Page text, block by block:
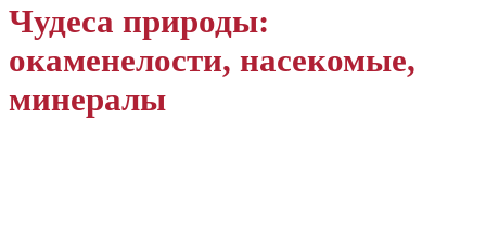
Чудеса природы:
окаменелости, насекомые,
минералы